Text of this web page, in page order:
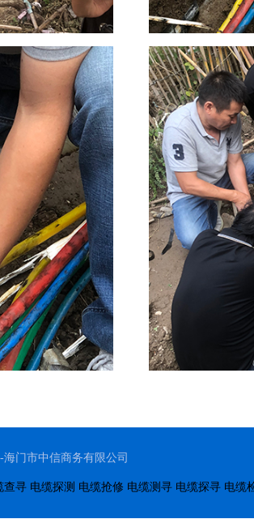
门市中信商务有限公司
查寻 电缆探测 电缆抢修 电缆测寻 电缆探寻 电缆